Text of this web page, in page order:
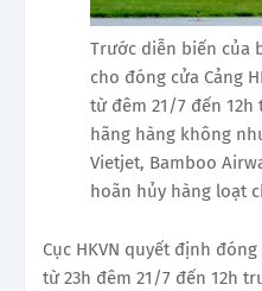
Trước diễn biến của
cho đóng cửa Cảng
từ đêm 21/7 đến 12h
hãng hàng không
Vietjet, Bamboo
hoãn hủy hàng loạt
Cục HKVN quyết định
từ 23h đêm 21/7 đến 12h